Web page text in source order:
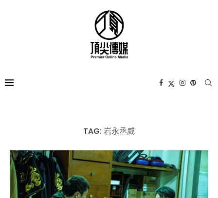
TAG: 岩永丞威